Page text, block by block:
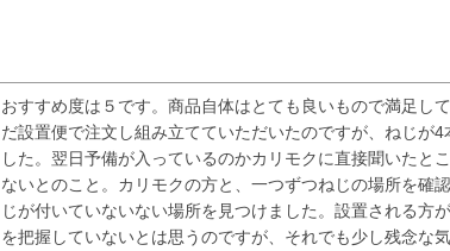
おすすめ度は５です。商品自体はとても良いもので満足し
だ設置便で注文し組み立てていただいたのですが、ねじが4
した。翌日予備が入っているのかカリモクに直接聞いたと
ないとのこと。カリモクの方と、一つずつねじの場所を確
じが付いていないない場所を見つけました。設置される方
を把握していないとは思うのですが、それでも少し残念な